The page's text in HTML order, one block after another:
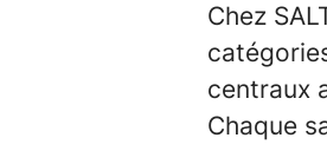
Chez
centraux
Chaque